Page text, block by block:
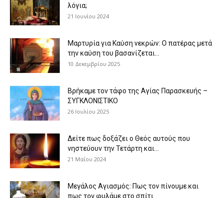
λόγια;
21 Ιουνίου 2024
Μαρτυρία για Καύση νεκρών: Ο πατέρας μετά
την καύση του βασανίζεται...
10 Δεκεμβρίου 2025
Βρήκαμε τον τάφο της Αγίας Παρασκευής –
ΣΥΓΚΛΟΝΙΣΤΙΚΟ
26 Ιουλίου 2025
Δείτε πως δοξάζει ο Θεός αυτούς που
νηστεύουν την Τετάρτη και...
21 Μαΐου 2024
Μεγάλος Αγιασμός: Πως τον πίνουμε και
πως τον φυλάμε στο σπίτι